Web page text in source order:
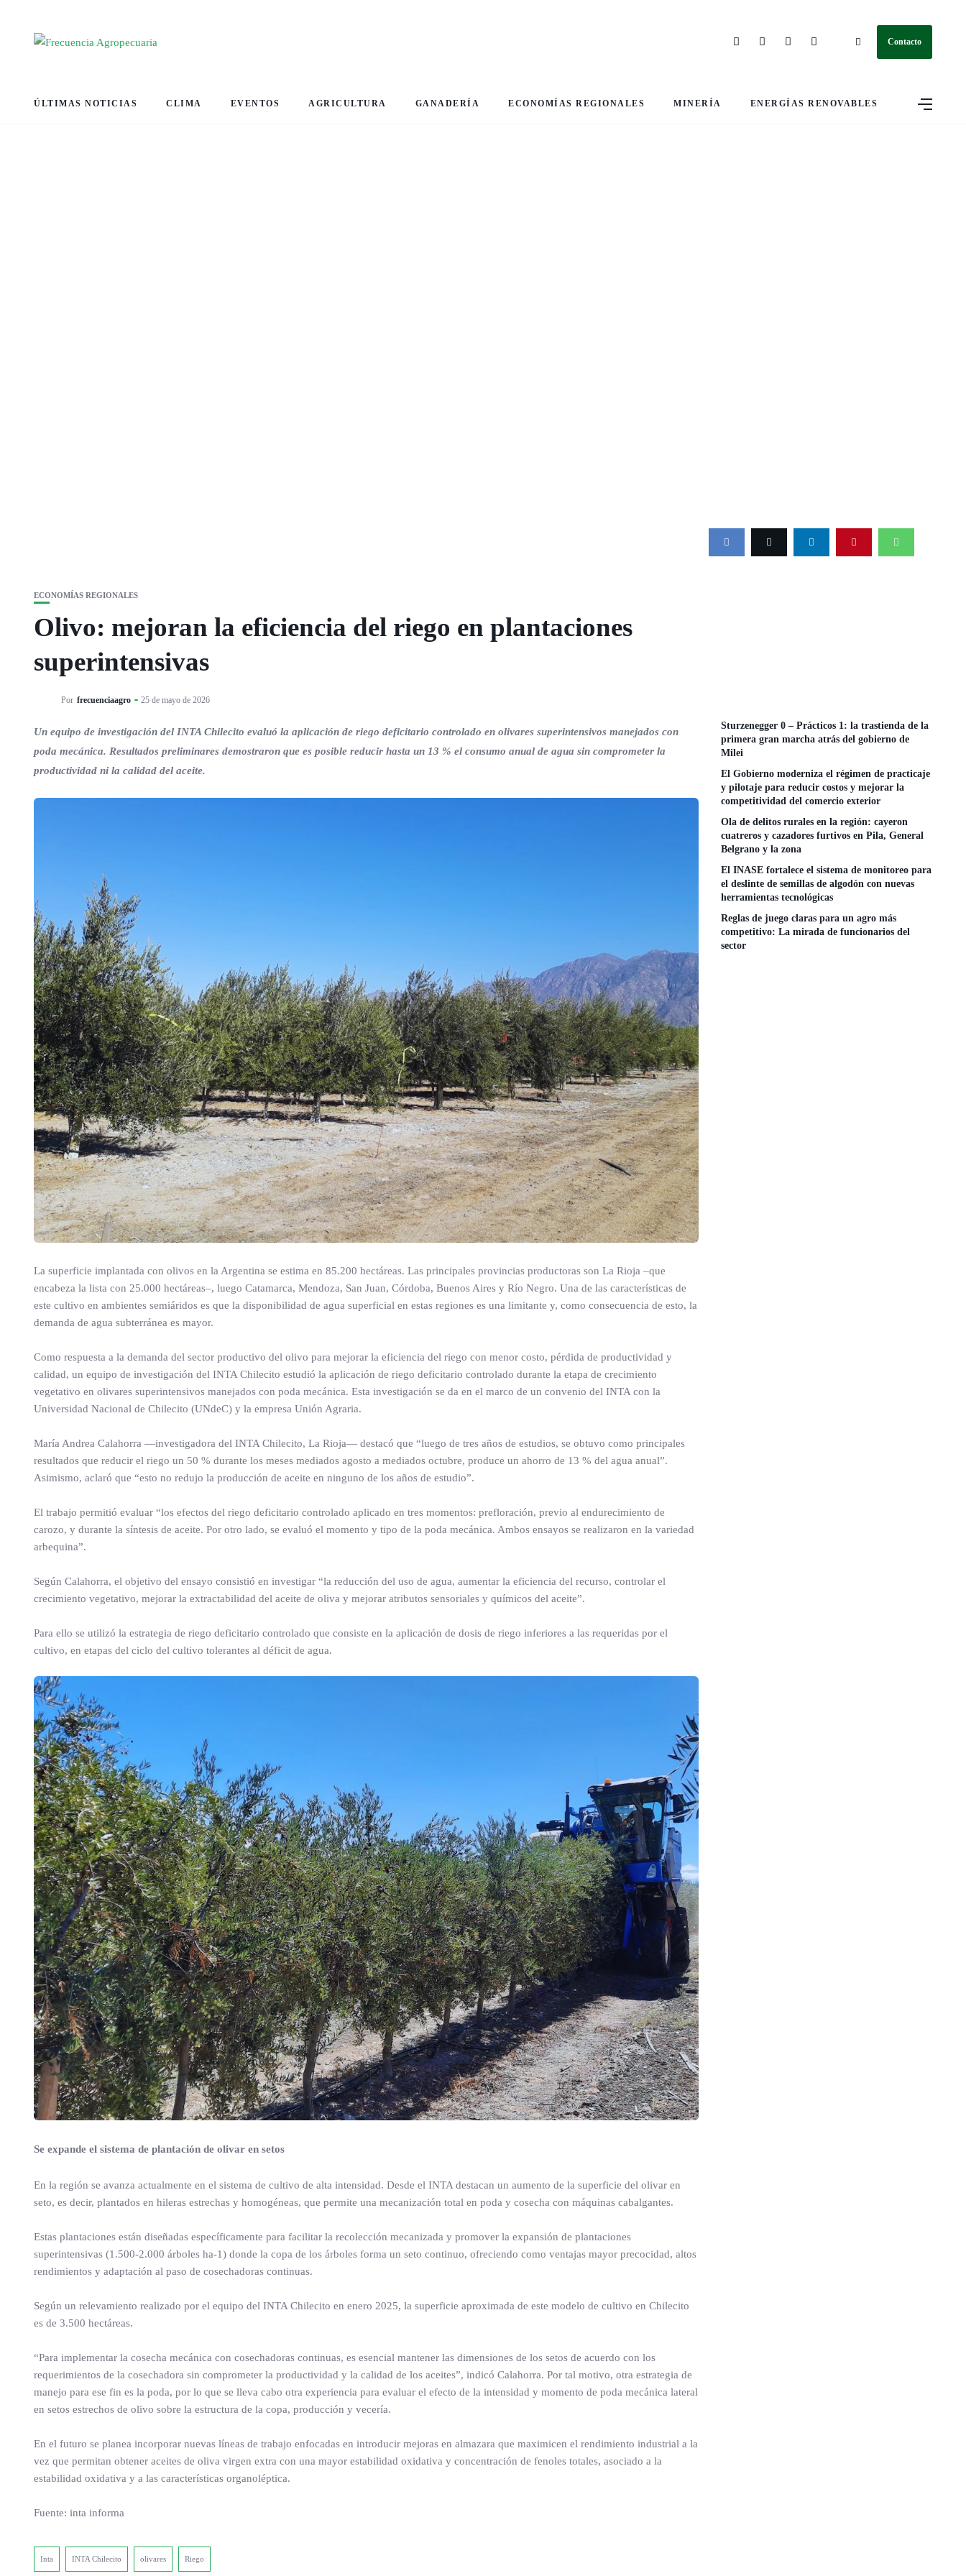
Contacto
ÚLTIMAS NOTICIAS CLIMA EVENTOS AGRICULTURA GANADERÍA ECONOMÍAS REGIONALES MINERÍA ENERGÍAS RENOVABLES
ECONOMÍAS REGIONALES
Olivo: mejoran la eficiencia del riego en plantaciones
superintensivas
Por frecuenciaagro 25 de mayo de 2026
Un equipo de investigación del INTA Chilecito evaluó la aplicación de riego deficitario controlado en olivares superintensivos manejados con
poda mecánica. Resultados preliminares demostraron que es posible reducir hasta un 13 % el consumo anual de agua sin comprometer la
productividad ni la calidad del aceite.
La superficie implantada con olivos en la Argentina se estima en 85.200 hectáreas. Las principales provincias productoras son La Rioja –que
encabeza la lista con 25.000 hectáreas–, luego Catamarca, Mendoza, San Juan, Córdoba, Buenos Aires y Río Negro. Una de las características de
este cultivo en ambientes semiáridos es que la disponibilidad de agua superficial en estas regiones es una limitante y, como consecuencia de esto, la
demanda de agua subterránea es mayor.
Como respuesta a la demanda del sector productivo del olivo para mejorar la eficiencia del riego con menor costo, pérdida de productividad y
calidad, un equipo de investigación del INTA Chilecito estudió la aplicación de riego deficitario controlado durante la etapa de crecimiento
vegetativo en olivares superintensivos manejados con poda mecánica. Esta investigación se da en el marco de un convenio del INTA con la
Universidad Nacional de Chilecito (UNdeC) y la empresa Unión Agraria.
María Andrea Calahorra —investigadora del INTA Chilecito, La Rioja— destacó que “luego de tres años de estudios, se obtuvo como principales
resultados que reducir el riego un 50 % durante los meses mediados agosto a mediados octubre, produce un ahorro de 13 % del agua anual”.
Asimismo, aclaró que “esto no redujo la producción de aceite en ninguno de los años de estudio”.
El trabajo permitió evaluar “los efectos del riego deficitario controlado aplicado en tres momentos: prefloración, previo al endurecimiento de
carozo, y durante la síntesis de aceite. Por otro lado, se evaluó el momento y tipo de la poda mecánica. Ambos ensayos se realizaron en la variedad
arbequina”.
Según Calahorra, el objetivo del ensayo consistió en investigar “la reducción del uso de agua, aumentar la eficiencia del recurso, controlar el
crecimiento vegetativo, mejorar la extractabilidad del aceite de oliva y mejorar atributos sensoriales y químicos del aceite”.
Para ello se utilizó la estrategia de riego deficitario controlado que consiste en la aplicación de dosis de riego inferiores a las requeridas por el
cultivo, en etapas del ciclo del cultivo tolerantes al déficit de agua.
Se expande el sistema de plantación de olivar en setos
En la región se avanza actualmente en el sistema de cultivo de alta intensidad. Desde el INTA destacan un aumento de la superficie del olivar en
seto, es decir, plantados en hileras estrechas y homogéneas, que permite una mecanización total en poda y cosecha con máquinas cabalgantes.
Estas plantaciones están diseñadas específicamente para facilitar la recolección mecanizada y promover la expansión de plantaciones
superintensivas (1.500-2.000 árboles ha-1) donde la copa de los árboles forma un seto continuo, ofreciendo como ventajas mayor precocidad, altos
rendimientos y adaptación al paso de cosechadoras continuas.
Según un relevamiento realizado por el equipo del INTA Chilecito en enero 2025, la superficie aproximada de este modelo de cultivo en Chilecito
es de 3.500 hectáreas.
“Para implementar la cosecha mecánica con cosechadoras continuas, es esencial mantener las dimensiones de los setos de acuerdo con los
requerimientos de la cosechadora sin comprometer la productividad y la calidad de los aceites”, indicó Calahorra. Por tal motivo, otra estrategia de
manejo para ese fin es la poda, por lo que se lleva cabo otra experiencia para evaluar el efecto de la intensidad y momento de poda mecánica lateral
en setos estrechos de olivo sobre la estructura de la copa, producción y vecería.
En el futuro se planea incorporar nuevas líneas de trabajo enfocadas en introducir mejoras en almazara que maximicen el rendimiento industrial a la
vez que permitan obtener aceites de oliva virgen extra con una mayor estabilidad oxidativa y concentración de fenoles totales, asociado a la
estabilidad oxidativa y a las características organoléptica.
Fuente: inta informa
Inta INTA Chilecito olivares Riego
Sturzenegger 0 – Prácticos 1: la trastienda de la
primera gran marcha atrás del gobierno de
Milei
El Gobierno moderniza el régimen de practicaje
y pilotaje para reducir costos y mejorar la
competitividad del comercio exterior
Ola de delitos rurales en la región: cayeron
cuatreros y cazadores furtivos en Pila, General
Belgrano y la zona
El INASE fortalece el sistema de monitoreo para
el deslinte de semillas de algodón con nuevas
herramientas tecnológicas
Reglas de juego claras para un agro más
competitivo: La mirada de funcionarios del
sector